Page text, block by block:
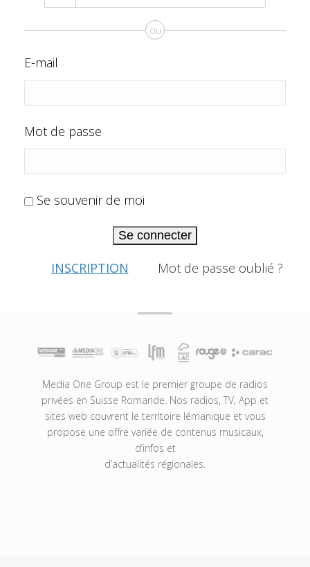
ou
E-mail
Mot de passe
Se souvenir de moi
Se connecter
INSCRIPTION Mot de passe oublié ?
Media One Group est le premier groupe de radios
privées en Suisse Romande. Nos radios, TV, App et
sites web couvrent le territoire lémanique et vous
propose une offre variée de contenus musicaux,
d’infos et
d’actualités régionales.